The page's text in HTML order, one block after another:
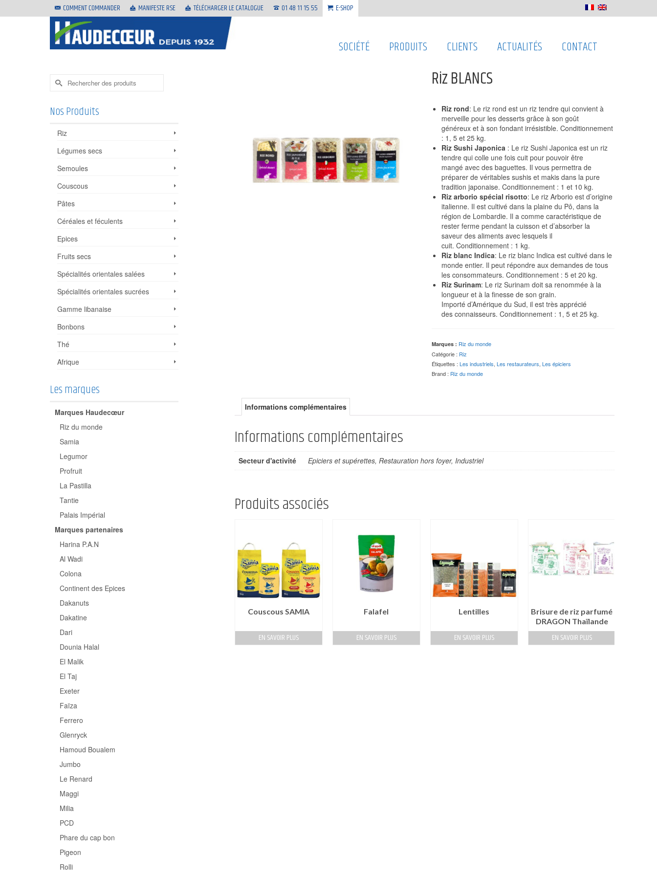
COMMENT COMMANDER MANIFESTE RSE TÉLÉCHARGER LE CATALOGUE 01 48 11 15 55 E-SHOP
SOCIÉTÉ PRODUITS CLIENTS ACTUALITÉS CONTACT
Riz BLANCS
Riz rond: Le riz rond est un riz tendre qui convient à
merveille pour les desserts grâce à son goût
généreux et à son fondant irrésistible. Conditionnement
: 1, 5 et 25 kg.
Riz Sushi Japonica : Le riz Sushi Japonica est un riz
tendre qui colle une fois cuit pour pouvoir être
mangé avec des baguettes. Il vous permettra de
préparer de véritables sushis et makis dans la pure
tradition japonaise. Conditionnement : 1 et 10 kg.
Riz arborio spécial risotto: Le riz Arborio est d’origine
italienne. Il est cultivé dans la plaine du Pô, dans la
région de Lombardie. Il a comme caractéristique de
rester ferme pendant la cuisson et d’absorber la
saveur des aliments avec lesquels il
cuit. Conditionnement : 1 kg.
Riz blanc Indica: Le riz blanc Indica est cultivé dans le
monde entier. Il peut répondre aux demandes de tous
les consommateurs. Conditionnement : 5 et 20 kg.
Riz Surinam: Le riz Surinam doit sa renommée à la
longueur et à la finesse de son grain.
Importé d’Amérique du Sud, il est très apprécié
des connaisseurs. Conditionnement : 1, 5 et 25 kg.
Marques : Riz du monde
Catégorie : Riz
Étiquettes :Les industriels,Les restaurateurs,Les épiciers
Brand : Riz du monde
Informations complémentaires
Informations complémentaires
Secteur d'activité Epiciers et supérettes, Restauration hors foyer, Industriel
Produits associés
EN SAVOIR PLUS
Couscous SAMIA
EN SAVOIR PLUS
Falafel
EN SAVOIR PLUS
Lentilles
EN SAVOIR PLUS
Brisure de riz parfumé
DRAGON Thaïlande
EN SAVOIR PLUS
Rechercher :
Nos Produits
Riz
Légumes secs
Semoules
Couscous
Pâtes
Céréales et féculents
Epices
Fruits secs
Spécialités orientales salées
Spécialités orientales sucrées
Gamme libanaise
Bonbons
Thé
Afrique
Les marques
Marques Haudecœur
Riz du monde
Samia
Legumor
Profruit
La Pastilla
Tantie
Palais Impérial
Marques partenaires
Harina P.A.N
Al Wadi
Colona
Continent des Epices
Dakanuts
Dakatine
Dari
Dounia Halal
El Malik
El Taj
Exeter
Faïza
Ferrero
Glenryck
Hamoud Boualem
Jumbo
Le Renard
Maggi
Milia
PCD
Phare du cap bon
Pigeon
Rolli